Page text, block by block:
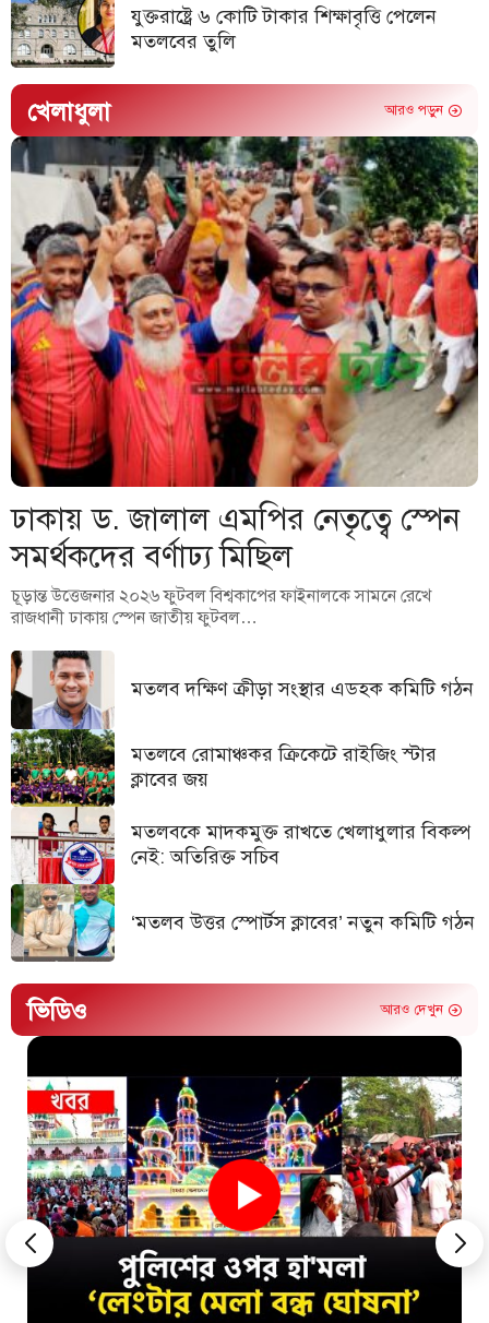
যুক্তরাষ্ট্রে ৬ কোটি টাকার শিক্ষাবৃত্তি পেলেন
মতলবের তুলি
খেলাধুলা আরও পড়ুন
ঢাকায় ড. জালাল এমপির নেতৃত্বে স্পেন
সমর্থকদের বর্ণাঢ্য মিছিল
চূড়ান্ত উত্তেজনার ২০২৬ ফুটবল বিশ্বকাপের ফাইনালকে সামনে রেখে
রাজধানী ঢাকায় স্পেন জাতীয় ফুটবল…
মতলব দক্ষিণ ক্রীড়া সংস্থার এডহক কমিটি গঠন
মতলবে রোমাঞ্চকর ক্রিকেটে রাইজিং স্টার
ক্লাবের জয়
মতলবকে মাদকমুক্ত রাখতে খেলাধুলার বিকল্প
নেই: অতিরিক্ত সচিব
‘মতলব উত্তর স্পোর্টস ক্লাবের’ নতুন কমিটি গঠন
ভিডিও আরও দেখুন